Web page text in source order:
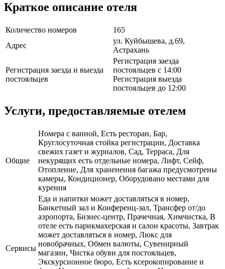
Краткое описание отеля
Количество номеров
165
Адрес
ул. Куйбышева, д.69,
Астрахань
Регистрация заезда и выезда
постояльцев
Регистрация заезда
постояльцев с 14:00
Регистрация выезда
постояльцев до 12:00
Услуги, предоставляемые отелем
Общие
Номера с ванной, Есть ресторан, Бар,
Круглосуточная стойка регистрации, Доставка
свежих газет и журналов, Сад, Терраса, Для
некурящих есть отдельные номера, Лифт, Сейф,
Отопление, Для храненения багажа предусмотрены
камеры, Кондиционер, Оборудовано местами для
курения
Сервисы
Еда и напитки может доставляться в номер,
Банкетный зал и Конференц-зал, Трансфер от/до
аэропорта, Бизнес-центр, Прачечная, Химчистка, В
отеле есть парикмахерская и салон красоты, Завтрак
может доставляться в номер, Люкс для
новобрачных, Обмен валюты, Сувенирный
магазин, Чистка обуви для постояльцев,
Экскурсионное бюро, Есть ксерокопирование и